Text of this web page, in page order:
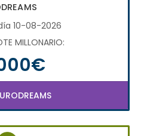
10-08-2026
MILLONARIO: